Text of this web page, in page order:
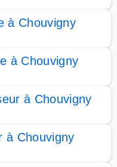
à Chouvigny
à Chouvigny
à Chouvigny
à Chouvigny